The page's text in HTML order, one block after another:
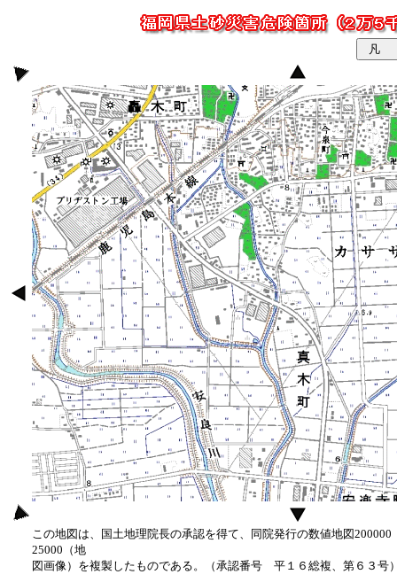
この地図は、国土地理院長の承認を得て、同院発行の数値地図
25000（地
図画像）を複製したものである。（承認番号 平１６総複、第６３号